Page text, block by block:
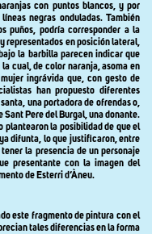
con puntos blancos, y por
negras onduladas. También
puños, podría corresponder a la
representados en posición lateral,
la barbilla parecen indicar que
cual, de color naranja, asoma en
ingrávida que, con gesto de
han propuesto diferentes
una portadora de ofrendas o,
Sant Pere del Burgal, una donante.
plantearon la posibilidad de que el
difunta, lo que justificaron, entre
la presencia de un personaje
presentante con la imagen del
de Esterri d’Àneu.
este fragmento de pintura con el
tales diferencias en la forma